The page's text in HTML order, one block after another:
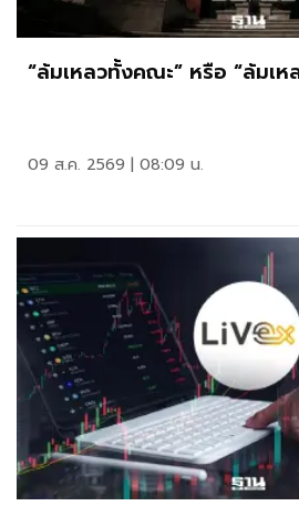
“ล้มเหลวทั้งคณะ” หรือ “ล้มเห
09 ส.ค. 2569 | 08:09 น.